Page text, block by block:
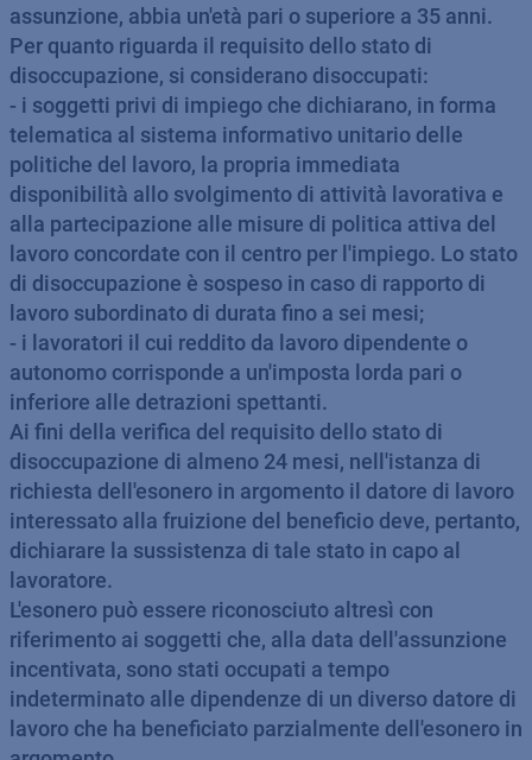
assunzione, abbia un'età pari o superiore a 35 anni.
Per quanto riguarda il requisito dello stato di
disoccupazione, si considerano disoccupati:
- i soggetti privi di impiego che dichiarano, in forma
telematica al sistema informativo unitario delle
politiche del lavoro, la propria immediata
disponibilità allo svolgimento di attività lavorativa e
alla partecipazione alle misure di politica attiva del
lavoro concordate con il centro per l'impiego. Lo stato
di disoccupazione è sospeso in caso di rapporto di
lavoro subordinato di durata fino a sei mesi;
- i lavoratori il cui reddito da lavoro dipendente o
autonomo corrisponde a un'imposta lorda pari o
inferiore alle detrazioni spettanti.
Ai fini della verifica del requisito dello stato di
disoccupazione di almeno 24 mesi, nell'istanza di
richiesta dell'esonero in argomento il datore di lavoro
interessato alla fruizione del beneficio deve, pertanto,
dichiarare la sussistenza di tale stato in capo al
lavoratore.
L'esonero può essere riconosciuto altresì con
riferimento ai soggetti che, alla data dell'assunzione
incentivata, sono stati occupati a tempo
indeterminato alle dipendenze di un diverso datore di
lavoro che ha beneficiato parzialmente dell'esonero in